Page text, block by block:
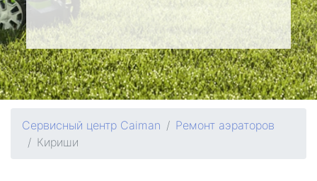
Сервисный центр Caiman
Ремонт аэраторов
Кириши